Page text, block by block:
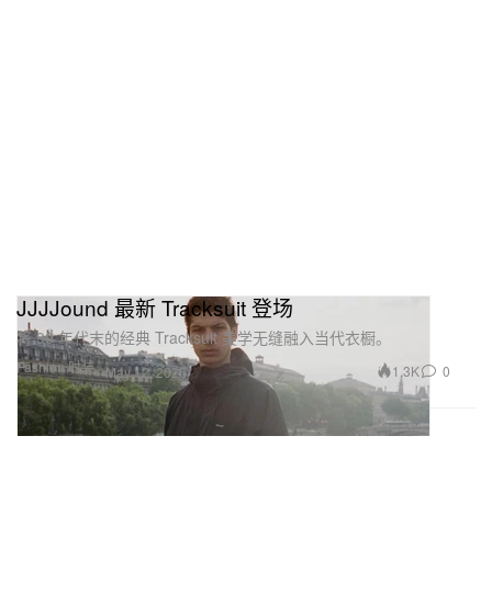
Fashion 时装
JJJJound 最新 Tracksuit 登场
将 90 年代末的经典 Tracksuit 美学无缝融入当代衣橱。
May 12, 2026 1.3K 0